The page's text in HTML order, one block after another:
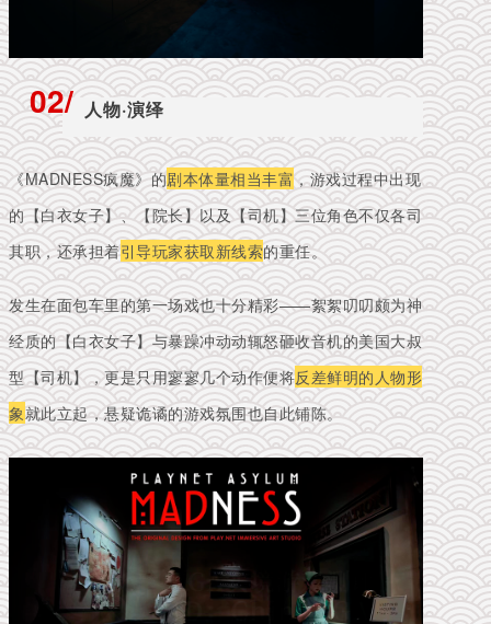
02/ 人物·演绎
《MADNESS疯魔》的剧本体量相当丰富，游戏过程中出现
的【白衣女子】、【院长】以及【司机】三位角色不仅各司
其职，还承担着引导玩家获取新线索的重任。
发生在面包车里的第一场戏也十分精彩——絮絮叨叨颇为神
经质的【白衣女子】与暴躁冲动动辄怒砸收音机的美国大叔
型【司机】，更是只用寥寥几个动作便将反差鲜明的人物形
象就此立起，悬疑诡谲的游戏氛围也自此铺陈。